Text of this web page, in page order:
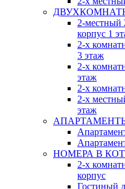
2-
корпус 1
2-х
3 этаж
2-х
этаж
2-х
2-х
этаж
НОМЕРА В
2-х
корпус
Гостиный